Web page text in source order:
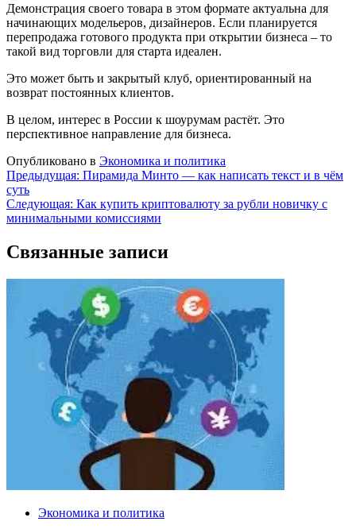
Демонстрация своего товара в этом формате актуальна для
начинающих модельеров, дизайнеров. Если планируется
перепродажа готового продукта при открытии бизнеса – то
такой вид торговли для старта идеален.
Это может быть и закрытый клуб, ориентированный на
возврат постоянных клиентов.
В целом, интерес в России к шоурумам растёт. Это
перспективное направление для бизнеса.
Опубликовано в Экономика и политика
Навигация
по
записям
Предыдущая: Пирамида Минто — как написать текст и в чём
суть
Следующая: Как купить криптовалюту за рубли новичку с
минимальными комиссиями
Связанные записи
Экономика и политика